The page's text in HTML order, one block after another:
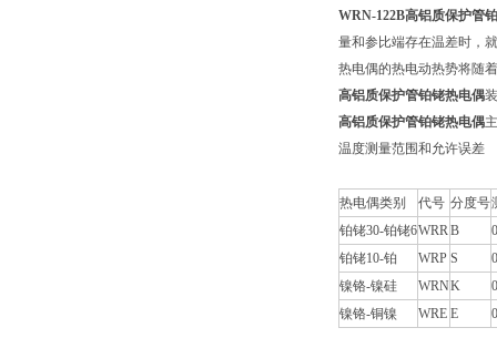
WRN-122B高铝质保护管
量和参比端存在温差时，
热电偶的热电动热势将随
高铝质保护管铂铑热电偶
高铝质保护管铂铑热电偶
温度测量范围和允许误差
热电偶类别 代号 分度号
铂铑30-铂铑6WRRB
铂铑10-铂
WRP S
镍铬-镍硅
WRNK
镍铬-铜镍
WRE E